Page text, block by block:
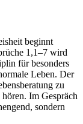
beginnt
1,1–7 wird
für besonders
Leben. Der
zu
Im Gespräch
sondern